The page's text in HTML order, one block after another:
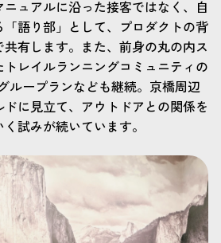
ュアルに沿った接客ではなく、自
語り部」として、プロダクトの背
有します。また、前身の丸の内ス
トレイルランニングコミュニティの
ループランなども継続。京橋周辺
に見立て、アウトドアとの関係を
試みが続いています。